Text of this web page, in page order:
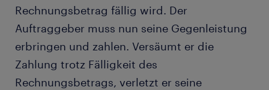
Rechnungsbetrag fällig wird. Der
Auftraggeber muss nun seine Gegenleistung
erbringen und zahlen. Versäumt er die
Zahlung trotz Fälligkeit des
Rechnungsbetrags, verletzt er seine